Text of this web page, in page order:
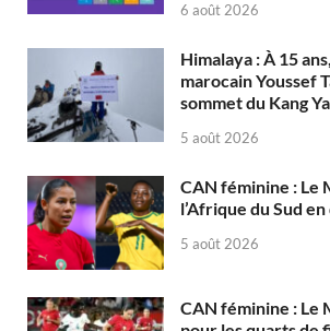
6 août 2026
Himalaya : À 15
marocain Youssef
sommet du Kang
5 août 2026
CAN féminine : Le
l’Afrique du Sud
5 août 2026
CAN féminine : Le